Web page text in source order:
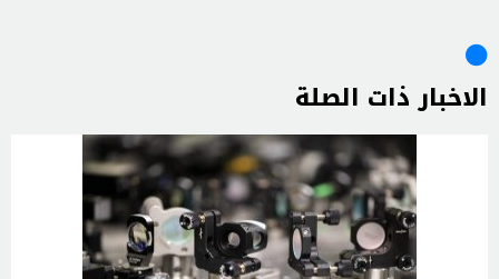
الاخبار ذات الصلة